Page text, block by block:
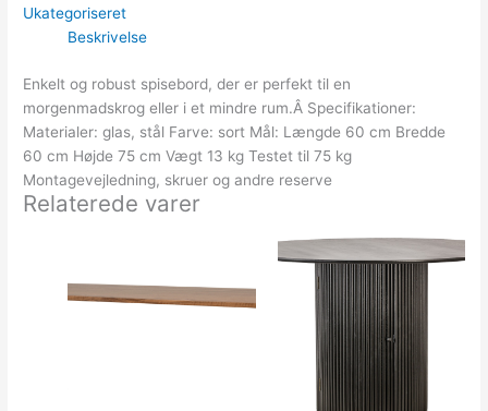
Ukategoriseret
Beskrivelse
Enkelt og robust spisebord, der er perfekt til en
morgenmadskrog eller i et mindre rum.Â Specifikationer:
Materialer: glas, stål Farve: sort Mål: Længde 60 cm Bredde
60 cm Højde 75 cm Vægt 13 kg Testet til 75 kg
Montagevejledning, skruer og andre reserve
Relaterede varer